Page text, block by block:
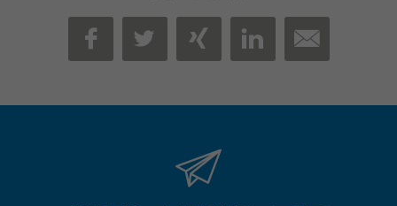
FACEBOOK
TWITTER
XINGLINKEDIN
MAIL